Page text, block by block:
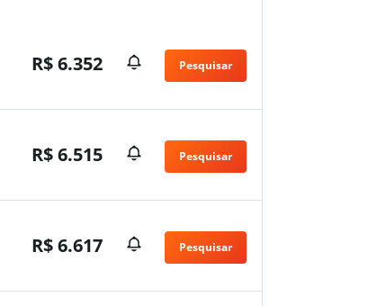
R$ 6.352 Pesquisar
R$ 6.515 Pesquisar
R$ 6.617 Pesquisar